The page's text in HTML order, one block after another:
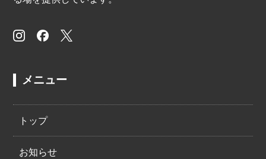
メニュー
トップ
お知らせ